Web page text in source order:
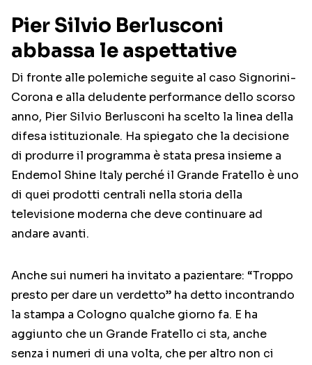
Pier Silvio Berlusconi
abbassa le aspettative
Di fronte alle polemiche seguite al caso Signorini-
Corona e alla deludente performance dello scorso
anno, Pier Silvio Berlusconi ha scelto la linea della
difesa istituzionale. Ha spiegato che la decisione
di produrre il programma è stata presa insieme a
Endemol Shine Italy perché il Grande Fratello è uno
di quei prodotti centrali nella storia della
televisione moderna che deve continuare ad
andare avanti.
Anche sui numeri ha invitato a pazientare: “Troppo
presto per dare un verdetto” ha detto incontrando
la stampa a Cologno qualche giorno fa. E ha
aggiunto che un Grande Fratello ci sta, anche
senza i numeri di una volta, che per altro non ci